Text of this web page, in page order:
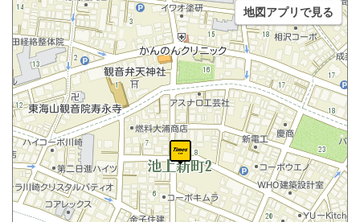
地図アプリで見る